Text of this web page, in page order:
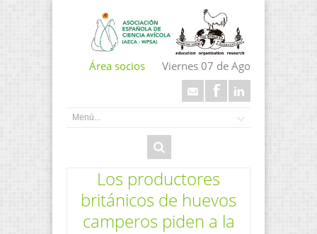
Área socios Viernes 07 de Ago
Los productores
británicos de huevos
camperos piden a la